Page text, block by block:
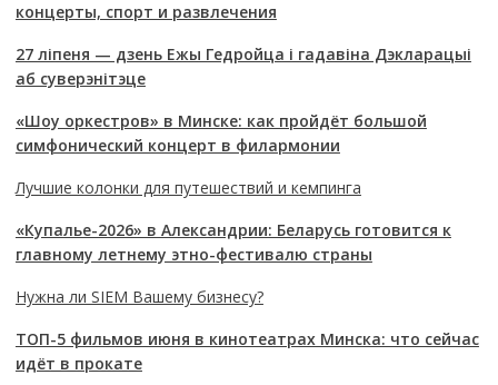
концерты, спорт и развлечения
27 ліпеня — дзень Ежы Гедройца і гадавіна Дэкларацыі
аб суверэнітэце
«Шоу оркестров» в Минске: как пройдёт большой
симфонический концерт в филармонии
Лучшие колонки для путешествий и кемпинга
«Купалье-2026» в Александрии: Беларусь готовится к
главному летнему этно-фестивалю страны
Нужна ли SIEM Вашему бизнесу?
ТОП-5 фильмов июня в кинотеатрах Минска: что сейчас
идёт в прокате